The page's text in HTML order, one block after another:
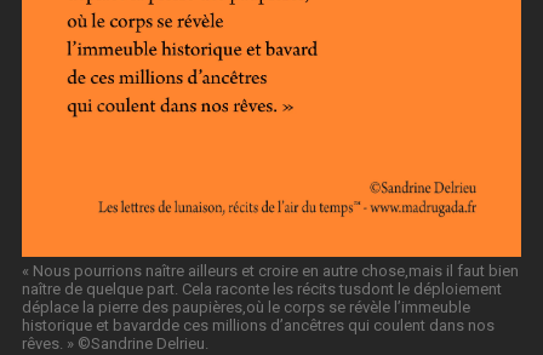
« Nous pourrions naître ailleurs et croire en autre chose,mais il faut bien
naître de quelque part. Cela raconte les récits tusdont le déploiement
déplace la pierre des paupières,où le corps se révèle l’immeuble
historique et bavardde ces millions d’ancêtres qui coulent dans nos
rêves. » ©️Sandrine Delrieu.